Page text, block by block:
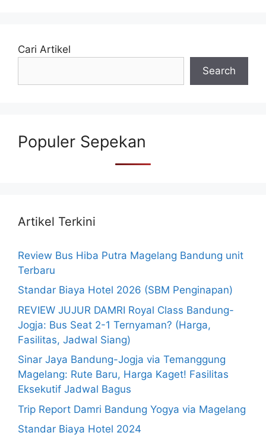
Cari Artikel
Search
Populer Sepekan
Artikel Terkini
Review Bus Hiba Putra Magelang Bandung unit
Terbaru
Standar Biaya Hotel 2026 (SBM Penginapan)
REVIEW JUJUR DAMRI Royal Class Bandung-
Jogja: Bus Seat 2-1 Ternyaman? (Harga,
Fasilitas, Jadwal Siang)
Sinar Jaya Bandung-Jogja via Temanggung
Magelang: Rute Baru, Harga Kaget! Fasilitas
Eksekutif Jadwal Bagus
Trip Report Damri Bandung Yogya via Magelang
Standar Biaya Hotel 2024